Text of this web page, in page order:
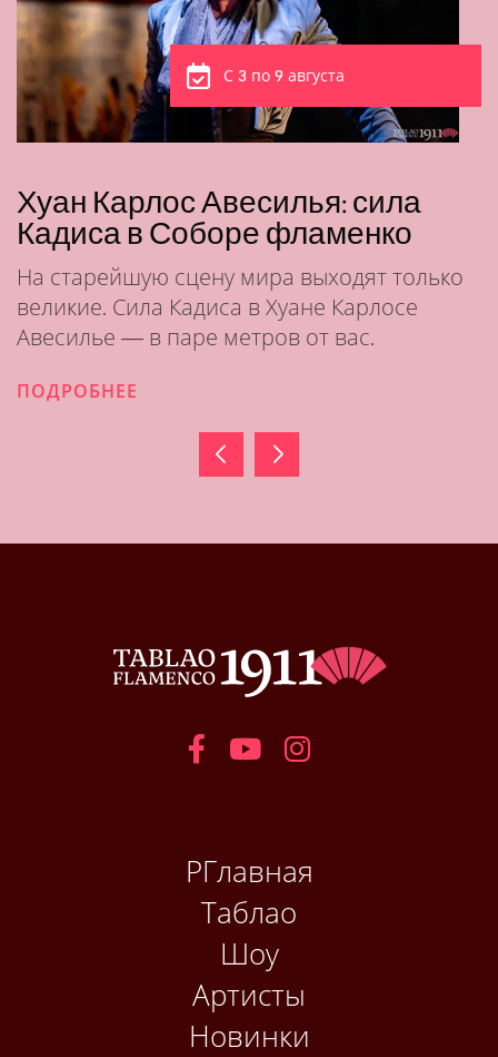
С 3 по 9 августа
Хуан Карлос Авесилья: сила
Кадиса в Соборе фламенко
На старейшую сцену мира выходят только
великие. Сила Кадиса в Хуане Карлосе
Авесилье — в паре метров от вас.
ПОДРОБНЕЕ
РГлавная
Таблао
Шоу
Артисты
Новинки